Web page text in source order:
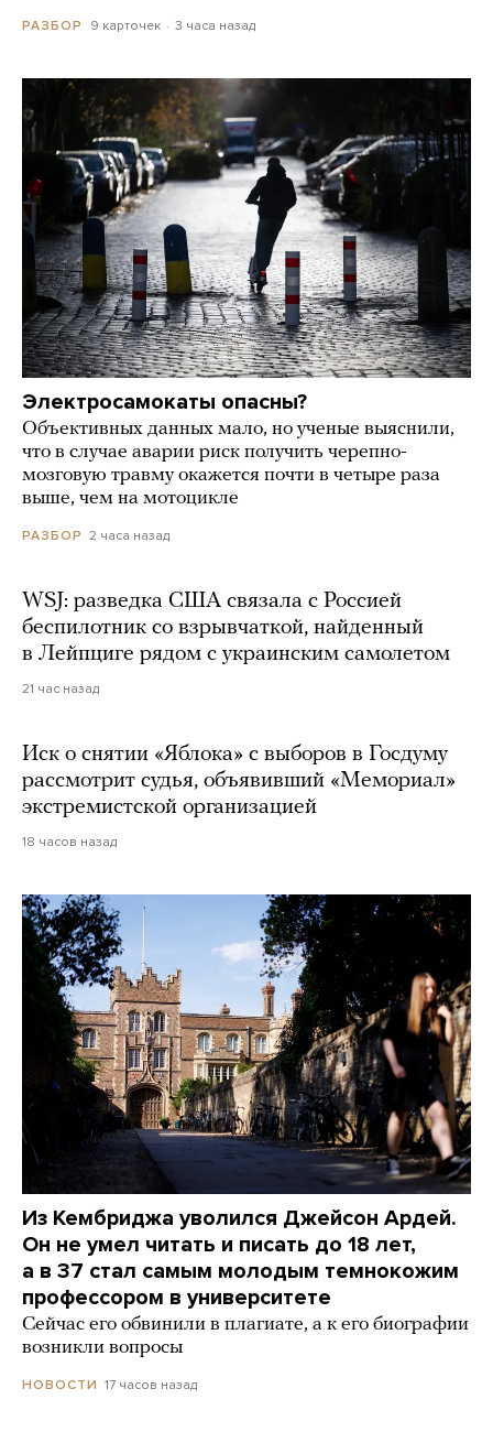
РАЗБОР 9 карточек 3 часа назад
Электросамокаты опасны?
Объективных данных мало, но ученые выяснили,
что в случае аварии риск получить черепно-
мозговую травму окажется почти в четыре раза
выше, чем на мотоцикле
РАЗБОР 2 часа назад
WSJ: разведка США связала с Россией
беспилотник со взрывчаткой, найденный
в Лейпциге рядом с украинским самолетом
21 час назад
Иск о снятии «Яблока» с выборов в Госдуму
рассмотрит судья, объявивший «Мемориал»
экстремистской организацией
18 часов назад
Из Кембриджа уволился Джейсон Ардей.
Он не умел читать и писать до 18 лет,
а в 37 стал самым молодым темнокожим
профессором в университете
Сейчас его обвинили в плагиате, а к его биографии
возникли вопросы
НОВОСТИ 17 часов назад